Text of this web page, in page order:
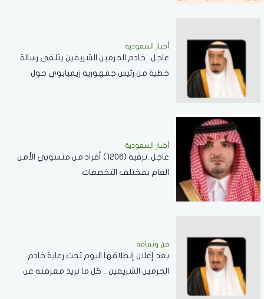
أخبار السعودية
عاجل.. خادم الحرمين الشريفين يتلقى رسالة
خطية من رئيس جمهورية زيمبابوي حول
أخبار السعودية
عاجل..ترقية (1206) أفراد من منسوبي الأمن
العام بمختلف التخصصات
فن وثقافة
بعد إعلان إنطلاقها اليوم تحت رعاية خادم
الحرمين الشريفين .. كل ما تريد معرفته عن